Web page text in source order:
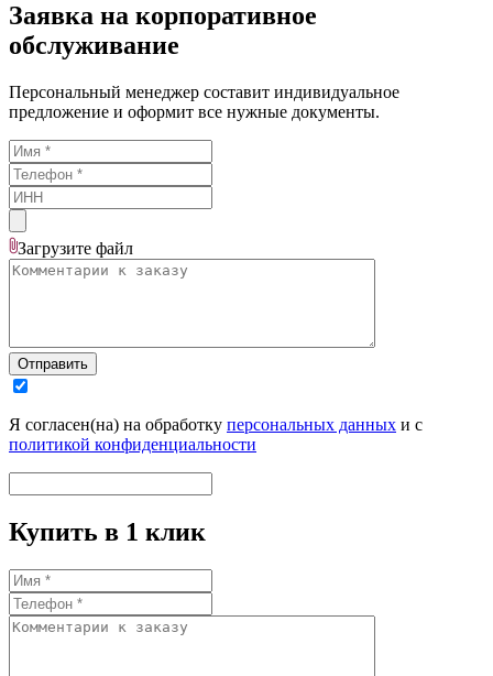
Заявка на корпоративное
обслуживание
Персональный менеджер составит индивидуальное
предложение и оформит все нужные документы.
Загрузите файл
Отправить
Я согласен(на) на обработку персональных данных и с
политикой конфиденциальности
Купить в 1 клик